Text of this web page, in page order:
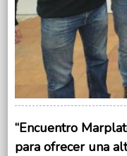
“Encuentro
para ofrecer una